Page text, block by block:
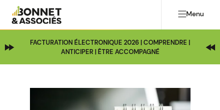
Menu
FACTURATION ÉLECTRONIQUE 2026 | COMPRENDRE |
ANTICIPER | ÊTRE ACCOMPAGNÉ